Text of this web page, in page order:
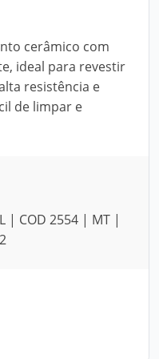
cerâmico com
ideal para revestir
resistência e
de limpar e
| COD 2554 | MT |